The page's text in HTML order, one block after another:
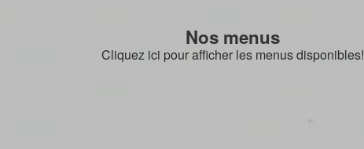
Nos menus
Cliquez ici pour afficher les menus disponibles!